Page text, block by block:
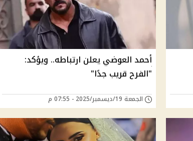
أحمد العوضي يعلن ارتباطه.. ويؤكد:
"الفرح قريب جدًا"
الجمعة 19/ديسمبر/2025 - 07:55 م